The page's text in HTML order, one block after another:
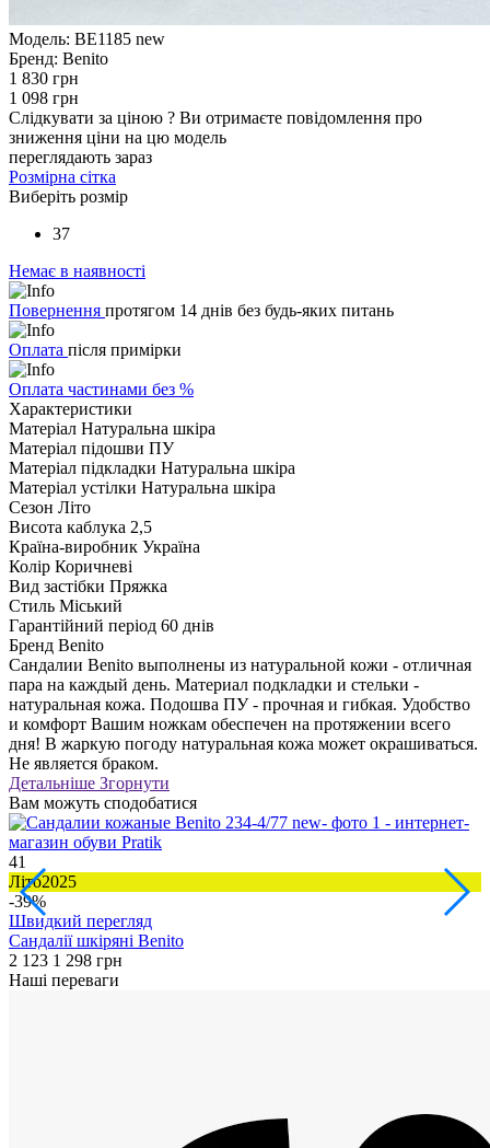
Модель: BE1185 new
Бренд: Benito
1 830 грн
1 098 грн
Слідкувати за ціною ? Ви отримаєте повідомлення про
зниження ціни на цю модель
переглядають зараз
Розмірна сітка
Виберіть розмір
37
Немає в наявності
Повернення протягом 14 днів без будь-яких питань
Оплата після примірки
Оплата частинами без %
Характеристики
Матеріал Натуральна шкіра
Матеріал підошви ПУ
Матеріал підкладки Натуральна шкіра
Матеріал устілки Натуральна шкіра
Сезон Літо
Висота каблука 2,5
Країна-виробник Україна
Колір Коричневі
Вид застібки Пряжка
Стиль Міський
Гарантійний період 60 днів
Бренд Benito
Сандалии Benito выполнены из натуральной кожи - отличная
пара на каждый день. Материал подкладки и стельки -
натуральная кожа. Подошва ПУ - прочная и гибкая. Удобство
и комфорт Вашим ножкам обеспечен на протяжении всего
дня! В жаркую погоду натуральная кожа может окрашиваться.
Не является браком.
Детальніше Згорнути
Вам можуть сподобатися
41
Літо2025
-39%
Швидкий перегляд
Сандалії шкіряні Benito
2 123 1 298 грн
Наші переваги